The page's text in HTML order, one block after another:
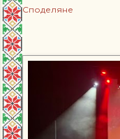
Споделяне